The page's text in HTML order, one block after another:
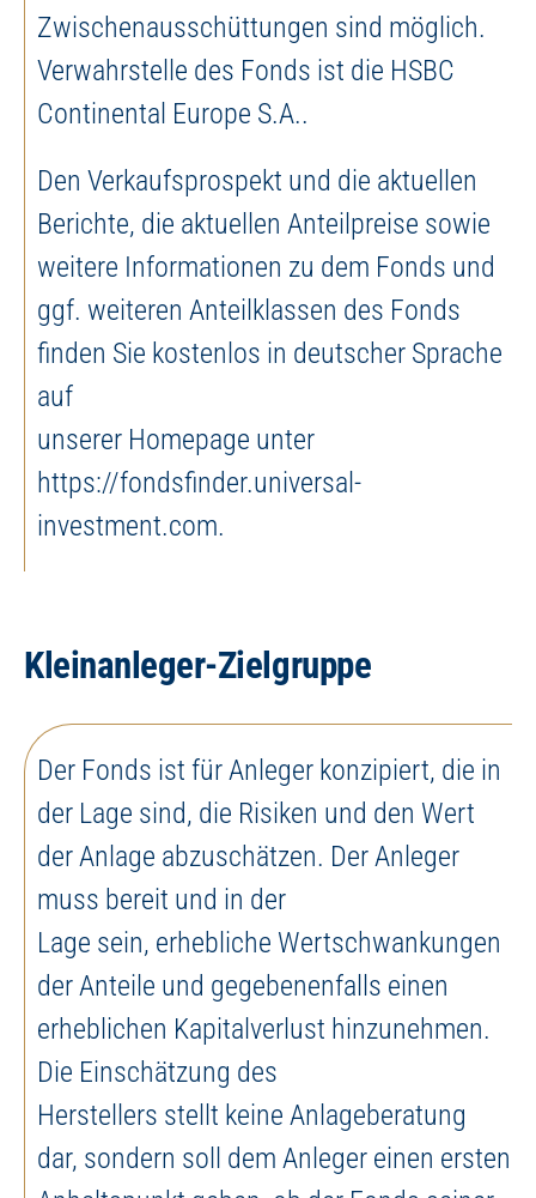
Zwischenausschüttungen sind möglich.
Verwahrstelle des Fonds ist die HSBC
Continental Europe S.A..
Den Verkaufsprospekt und die aktuellen
Berichte, die aktuellen Anteilpreise sowie
weitere Informationen zu dem Fonds und
ggf. weiteren Anteilklassen des Fonds
finden Sie kostenlos in deutscher Sprache
auf
unserer Homepage unter
https://fondsfinder.universal-
investment.com.
Kleinanleger-Zielgruppe
Der Fonds ist für Anleger konzipiert, die in
der Lage sind, die Risiken und den Wert
der Anlage abzuschätzen. Der Anleger
muss bereit und in der
Lage sein, erhebliche Wertschwankungen
der Anteile und gegebenenfalls einen
erheblichen Kapitalverlust hinzunehmen.
Die Einschätzung des
Herstellers stellt keine Anlageberatung
dar, sondern soll dem Anleger einen ersten